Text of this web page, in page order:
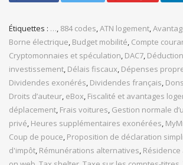
Étiquettes : …, 884 codes,ATN logement,
Borne électrique, Budget mobilité, Compte
Cryptomonnaies et spéculation, DAC7,
investissement, Délais fiscaux, Dépenses
Dividendes exonérés, Dividendes français,
Droits d’auteur, eBox, Fiscalité et avantages
déplacement, Frais voitures, Gestion normale
privé, Heures supplémentaires exonérées,
Coup de pouce, Proposition de déclaration
d'impôt, Rémunérations alternatives, Résidence